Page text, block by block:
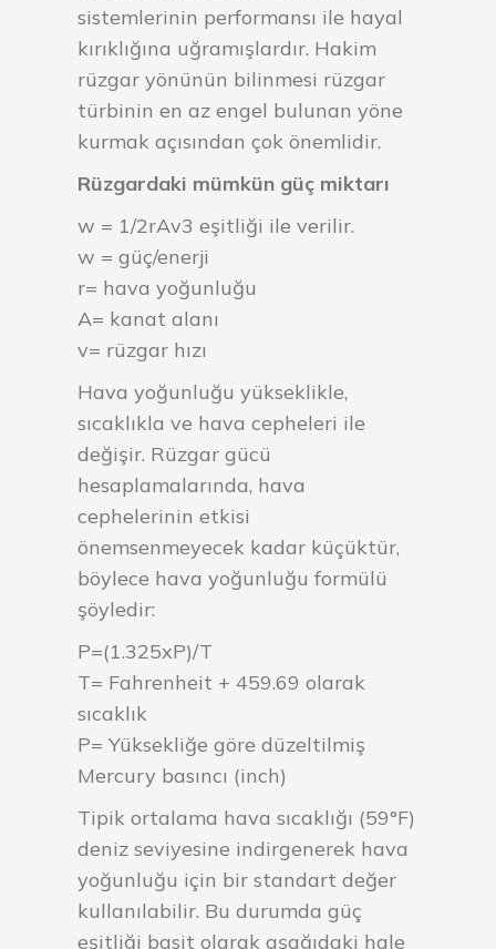
sistemlerinin performansı ile hayal
kırıklığına uğramışlardır. Hakim
rüzgar yönünün bilinmesi rüzgar
türbinin en az engel bulunan yöne
kurmak açısından çok önemlidir.
Rüzgardaki mümkün güç miktarı
w = 1/2rAv3 eşitliği ile verilir.
w = güç/enerji
r= hava yoğunluğu
A= kanat alanı
v= rüzgar hızı
Hava yoğunluğu yükseklikle,
sıcaklıkla ve hava cepheleri ile
değişir. Rüzgar gücü
hesaplamalarında, hava
cephelerinin etkisi
önemsenmeyecek kadar küçüktür,
böylece hava yoğunluğu formülü
şöyledir:
P=(1.325xP)/T
T= Fahrenheit + 459.69 olarak
sıcaklık
P= Yüksekliğe göre düzeltilmiş
Mercury basıncı (inch)
Tipik ortalama hava sıcaklığı (59°F)
deniz seviyesine indirgenerek hava
yoğunluğu için bir standart değer
kullanılabilir. Bu durumda güç
eşitliği basit olarak aşağıdaki hale